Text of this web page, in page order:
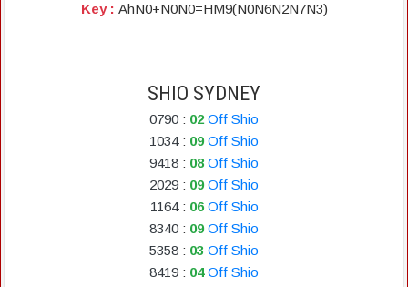
Key : AhN0+N0N0=HM9(N0N6N2N7N3)
SHIO SYDNEY
0790 : 02 Off Shio
1034: 09 Off Shio
9418 : 08 Off Shio
2029 : 09 Off Shio
1164: 06 Off Shio
8340 : 09 Off Shio
5358 : 03 Off Shio
8419 : 04 Off Shio